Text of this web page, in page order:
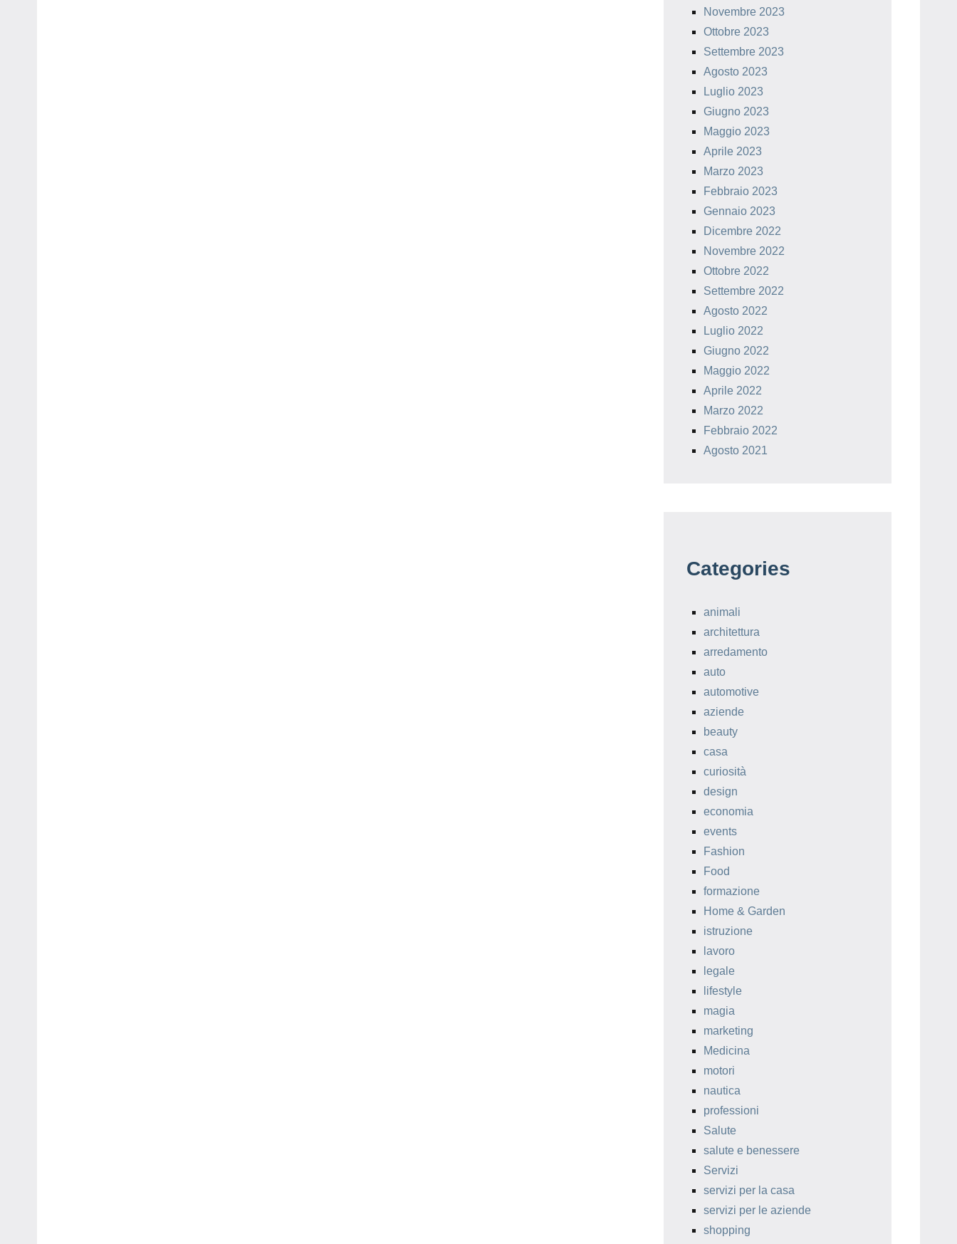
Novembre 2023
Ottobre 2023
Settembre 2023
Agosto 2023
Luglio 2023
Giugno 2023
Maggio 2023
Aprile 2023
Marzo 2023
Febbraio 2023
Gennaio 2023
Dicembre 2022
Novembre 2022
Ottobre 2022
Settembre 2022
Agosto 2022
Luglio 2022
Giugno 2022
Maggio 2022
Aprile 2022
Marzo 2022
Febbraio 2022
Agosto 2021
Categories
animali
architettura
arredamento
auto
automotive
aziende
beauty
casa
curiosità
design
economia
events
Fashion
Food
formazione
Home & Garden
istruzione
lavoro
legale
lifestyle
magia
marketing
Medicina
motori
nautica
professioni
Salute
salute e benessere
Servizi
servizi per la casa
servizi per le aziende
shopping